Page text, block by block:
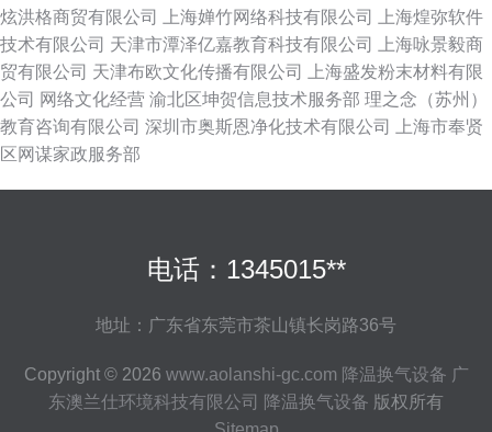
炫洪格商贸有限公司
上海婵竹网络科技有限公司
上海煌弥软件
技术有限公司 天津市潭泽亿嘉教育科技有限公司
上海咏景毅商
贸有限公司 天津布欧文化传播有限公司
上海盛发粉末材料有限
公司 网络文化经营 渝北区坤贺信息技术服务部 理之念（苏州）
教育咨询有限公司 深圳市奥斯恩净化技术有限公司
上海市奉贤
区网谋家政服务部
电话：1345015**
地址：广东省东莞市茶山镇长岗路36号
Copyright © 2026 www.aolanshi-gc.com 降温换气设备 广
东澳兰仕环境科技有限公司 降温换气设备 版权所有